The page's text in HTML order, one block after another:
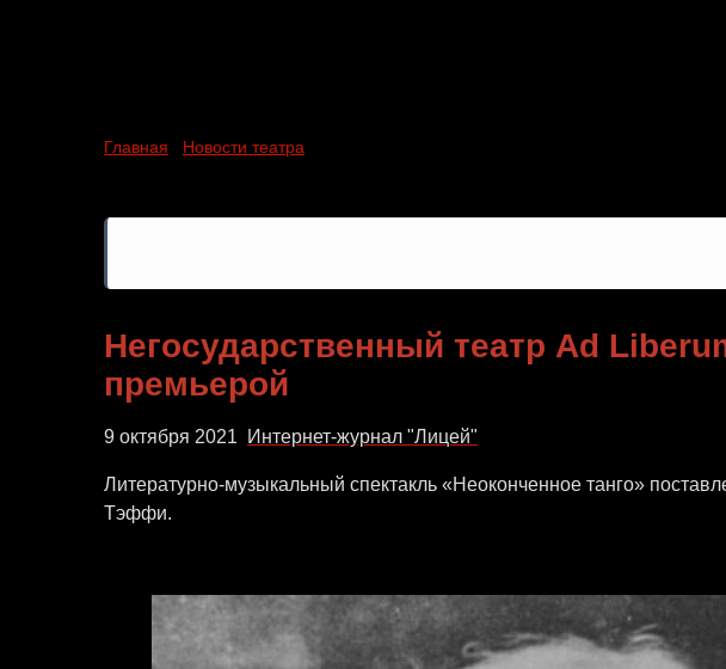
Главная Новости театра
Негосударственный театр Ad
премьерой
9 октября 2021 Интернет-журнал "Лицей"
Литературно-музыкальный спектакль «Неоконченное танго»
Тэффи.